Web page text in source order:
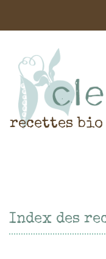
recettes bio
Index des